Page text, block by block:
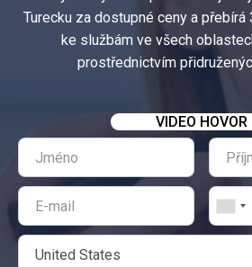
t
Turecku za dostupné ceny a
ke službám ve všech
prostřednictvím
VIDEO HOVOR